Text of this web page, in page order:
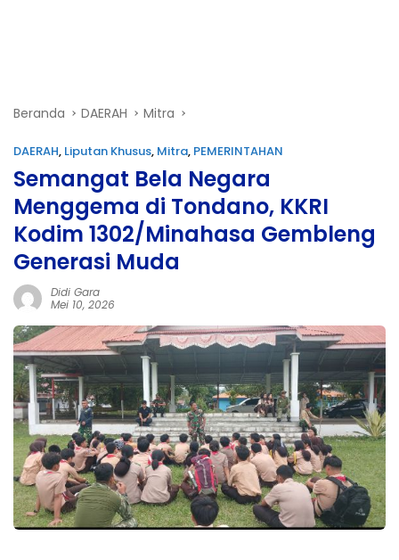
Beranda DAERAH Mitra
DAERAH, Liputan Khusus, Mitra, PEMERINTAHAN
Semangat Bela Negara
Menggema di Tondano, KKRI
Kodim 1302/Minahasa Gembleng
Generasi Muda
Didi Gara
Mei 10, 2026